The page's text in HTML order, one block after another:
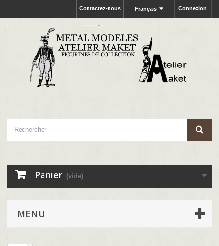
Connexion
Français
Contactez-nous
Panier (vide)
MENU